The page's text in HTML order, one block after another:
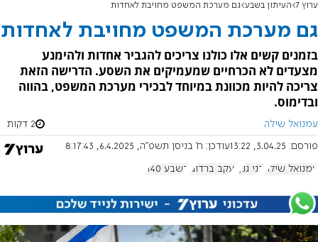
ערוץ 7 העיתון בשבע גם מערכת המשפט מחויבת לאחדות
גם מערכת המשפט מחויבת לאחדות
בזמנים קשים אלו כולנו צריכים להגביר אחדות ולהימנע
מצעדים לא הכרחיים שמעמיקים את השסע. הדרישה הזאת
צריכה להיות מכוונת במיוחד לבכירי מערכת המשפט, בהווה
ובדימוס.
עמנואל שילה 2 דקות
פורסם: 3.04.25, 13:22 עודכן: ח' בניסן תשפ"ה, 6.4.2025, 8:17:43
עמנואל שילה בני גנץ יעקב ברדוגו בשבע 1140